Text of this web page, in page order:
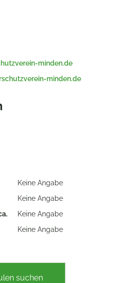
minden.de
minden.de
Keine Angabe
Keine Angabe
Keine Angabe
Keine Angabe
suchen